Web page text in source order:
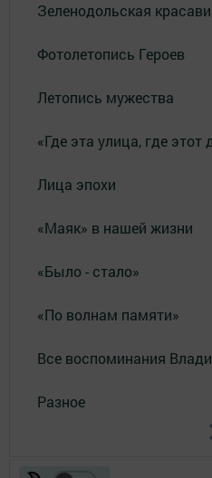
Зеленодольская
Фотолетопись Героев
Летопись мужества
«Где эта улица, где этот
Лица эпохи
«Маяк» в нашей жизни
«Было - стало»
«По волнам памяти»
Все воспоминания
Разное